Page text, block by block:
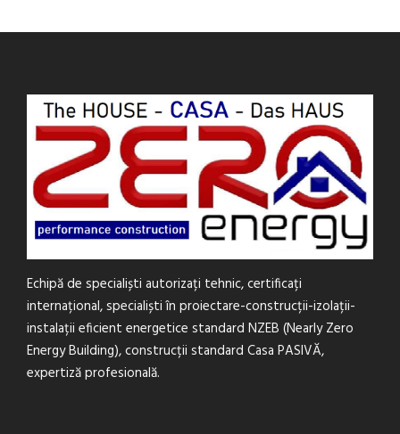
Echipă de specialiști autorizați tehnic, certificați
internațional, specialiști în proiectare-construcții-izolații-
instalații eficient energetice standard NZEB (Nearly Zero
Energy Building), construcții standard Casa PASIVĂ,
expertiză profesională.